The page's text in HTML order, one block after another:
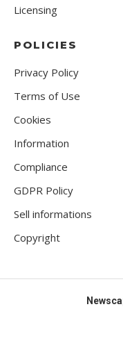
Licensing
POLICIES
Privacy Policy
Terms of Use
Cookies
Information
Compliance
GDPR Policy
Sell informations
Copyright